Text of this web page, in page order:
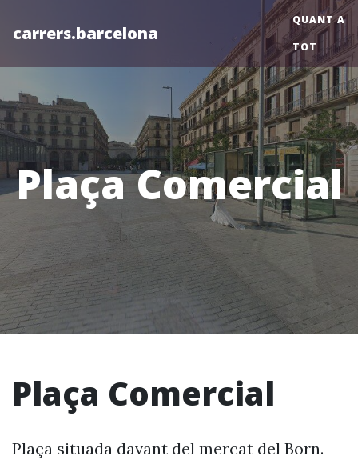
carrers.barcelona
QUANT A
TOT
Plaça Comercial
Plaça Comercial
Plaça situada davant del mercat del Born.